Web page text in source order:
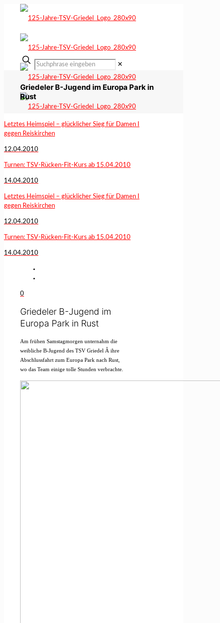
✕
Griedeler B-Jugend im Europa Park in
Rust
Letztes Heimspiel – glücklicher Sieg für Damen I
gegen Reiskirchen
12.04.2010
Turnen: TSV-Rücken-Fit-Kurs ab 15.04.2010
14.04.2010
Letztes Heimspiel – glücklicher Sieg für Damen I
gegen Reiskirchen
12.04.2010
Turnen: TSV-Rücken-Fit-Kurs ab 15.04.2010
14.04.2010
0
Griedeler B-Jugend im
Europa Park in Rust
Am frühen Samstagmorgen unternahm die
weibliche B-Jugend des TSV Griedel Â ihre
Abschlussfahrt zum Europa Park nach Rust,
wo das Team einige tolle Stunden verbrachte.